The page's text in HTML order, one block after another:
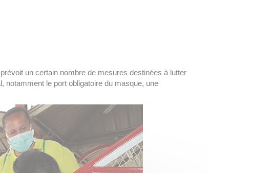
un certain nombre de mesures destinées à lutter
notamment le port obligatoire du masque, une